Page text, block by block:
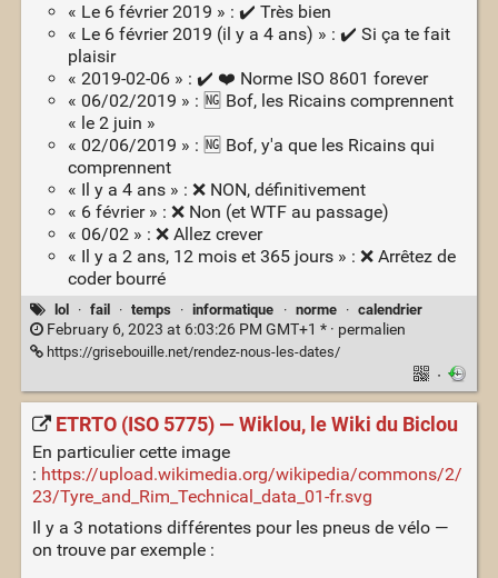
« Le 6 février 2019 » : ✔️ Très bien
« Le 6 février 2019 (il y a 4 ans) » : ✔️ Si ça te fait
plaisir
« 2019-02-06 » : ✔️ ❤️ Norme ISO 8601 forever
« 06/02/2019 » : 🆖 Bof, les Ricains comprennent
« le 2 juin »
« 02/06/2019 » : 🆖 Bof, y'a que les Ricains qui
comprennent
« Il y a 4 ans » : ❌ NON, définitivement
« 6 février » : ❌ Non (et WTF au passage)
« 06/02 » : ❌ Allez crever
« Il y a 2 ans, 12 mois et 365 jours » : ❌ Arrêtez de
coder bourré
lol · fail · temps · informatique · norme · calendrier
February 6, 2023 at 6:03:26 PM GMT+1 * · permalien
https://grisebouille.net/rendez-nous-les-dates/
·
ETRTO (ISO 5775) — Wiklou, le Wiki du Biclou
En particulier cette image
: https://upload.wikimedia.org/wikipedia/commons/2/
23/Tyre_and_Rim_Technical_data_01-fr.svg
Il y a 3 notations différentes pour les pneus de vélo —
on trouve par exemple :